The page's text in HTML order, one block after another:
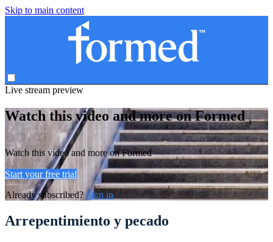
Skip to main content
Live stream preview
Watch this video and more on Formed
Watch this video and more on Formed
Start your free trial
Already subscribed?Sign in
Arrepentimiento y pecado